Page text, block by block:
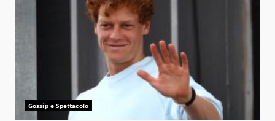
Gossip e Spettacolo